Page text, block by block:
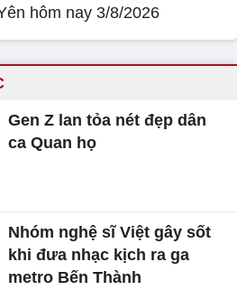
hôm nay 3/8/2026
Gen Z lan tỏa nét đẹp dân
ca Quan họ
Nhóm nghệ sĩ Việt gây sốt
khi đưa nhạc kịch ra ga
metro Bến Thành